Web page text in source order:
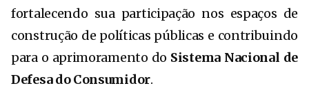
fortalecendo sua participação nos espaços de
construção de políticas públicas e contribuindo
para o aprimoramento do Sistema Nacional de
Defesa do Consumidor.